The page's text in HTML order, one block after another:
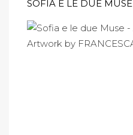
SOFIA E LE DUE MUSE